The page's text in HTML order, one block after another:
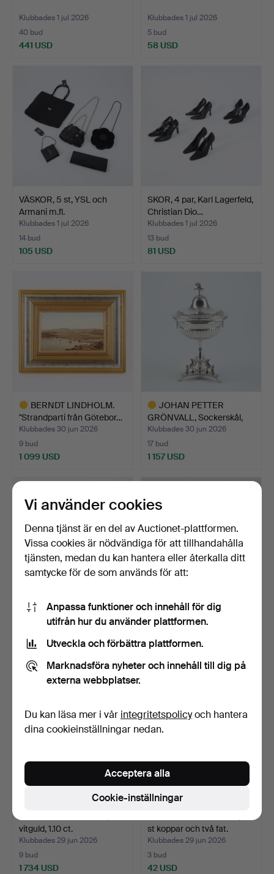
Klubbades 1 jul 2026
40 bud
441 USD
Klubbades 1 jul 2026
5 bud
58 USD
VÄSKOR, 5 st, YSL och
Armani m.fl.
Klubbades 1 jul 2026
14 bud
105 USD
SKOR, 4 par, Karl Lagerfeld,
Christian Dio…
Klubbades 1 jul 2026
13 bud
81 USD
BERNDT LINDHOLM.
"Strandparti från Götebor…
Klubbades 30 jun 2026
9 bud
1 099 USD
föremål
JOHAN PETTER
GRÖNVALL, Sockerskål,
silver,…
Klubbades 30 jun 2026
17 bud
1 157 USD
CHANEL, vinterstövlar, CC
Yeti, faux fur.
24 bud
370 USD
OIVA TOIKKA. Glasfågel,
"Liivia" , SSKK 20…
12 bud
324 USD
vitguld, 1.10 ct.
Klubbades 29 jun 2026
9 bud
1 734 USD
st koppar och två fat.
Klubbades 29 jun 2026
3 bud
42 USD
Vi använder cookies
Denna tjänst är en del av Auctionet-plattformen.
Vissa cookies är nödvändiga för att tillhandahålla
tjänsten, medan du kan hantera eller återkalla ditt
samtycke för de som används för att:
Anpassa funktioner och innehåll för dig
utifrån hur du använder plattformen.
Utveckla och förbättra plattformen.
Marknadsföra nyheter och innehåll till dig på
externa webbplatser.
Du kan läsa mer i vår integritetspolicyoch hantera
dina cookieinställningar nedan.
Cookie-inställningar
Acceptera alla